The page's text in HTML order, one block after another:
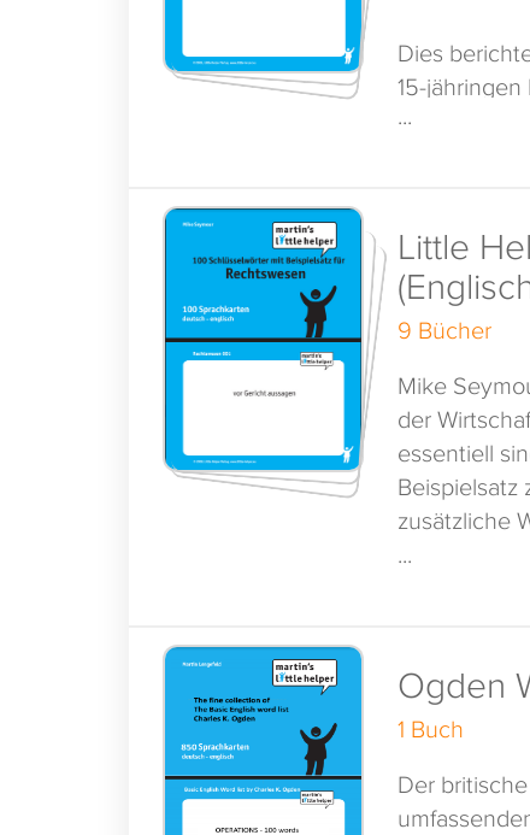
Dies
15-
Wir
...
Little
9 Bücher
Mike
der
essentiell
Beispielsatz
zusätzliche
Lernen. Ihr
...
Ogden
1 Buch
Der